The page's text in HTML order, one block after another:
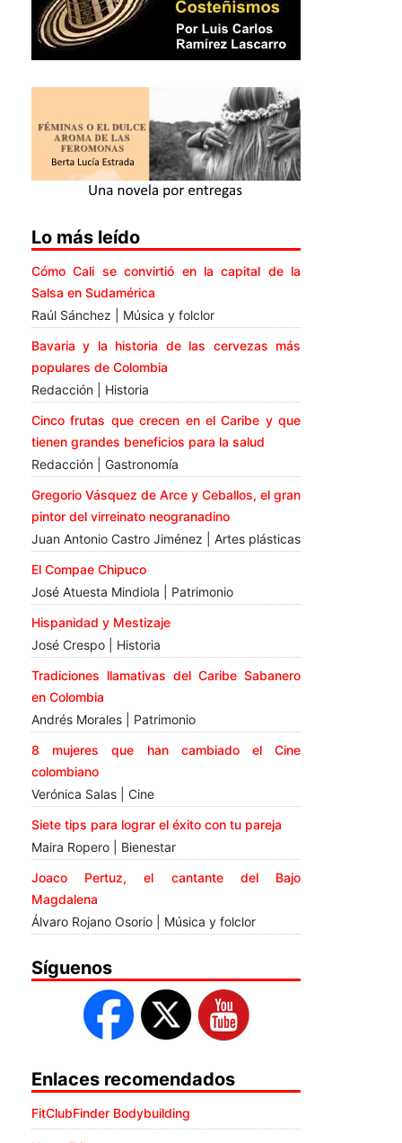
Lo más leído
Cómo Cali se convirtió en la capital de la
Salsa en Sudamérica
Raúl Sánchez | Música y folclor
Bavaria y la historia de las cervezas más
populares de Colombia
Redacción | Historia
Cinco frutas que crecen en el Caribe y que
tienen grandes beneficios para la salud
Redacción | Gastronomía
Gregorio Vásquez de Arce y Ceballos, el gran
pintor del virreinato neogranadino
Juan Antonio Castro Jiménez | Artes plásticas
El Compae Chipuco
José Atuesta Mindiola | Patrimonio
Hispanidad y Mestizaje
José Crespo | Historia
Tradiciones llamativas del Caribe Sabanero
en Colombia
Andrés Morales | Patrimonio
8 mujeres que han cambiado el Cine
colombiano
Verónica Salas | Cine
Siete tips para lograr el éxito con tu pareja
Maira Ropero | Bienestar
Joaco Pertuz, el cantante del Bajo
Magdalena
Álvaro Rojano Osorio | Música y folclor
Síguenos
Enlaces recomendados
FitClubFinder Bodybuilding